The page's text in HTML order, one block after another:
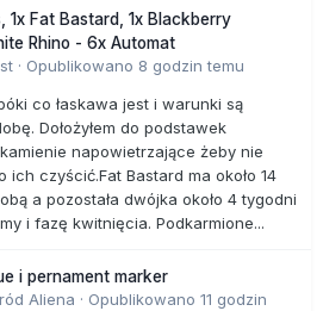
1x Fat Bastard, 1x Blackberry
Rhino - 6x Automat
· Opublikowano 8 godzin temu
co łaskawa jest i warunki są
Dołożyłem do podstawek
napowietrzające żeby nie
ich czyścić.Fat Bastard ma około 14
a pozostała dwójka około 4 tygodni
i fazę kwitnięcia. Podkarmione...
i pernament marker
Aliena · Opublikowano 11 godzin